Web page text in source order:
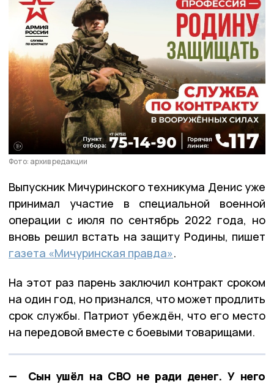
Фото: архив редакции
Выпускник Мичуринского техникума Денис уже
принимал участие в специальной военной
операции с июля по сентябрь 2022 года, но
вновь решил встать на защиту Родины, пишет
газета «Мичуринская правда».
На этот раз парень заключил контракт сроком
на один год, но признался, что может продлить
срок службы. Патриот убеждён, что его место
на передовой вместе с боевыми товарищами.
— Сын ушёл на СВО не ради денег. У него